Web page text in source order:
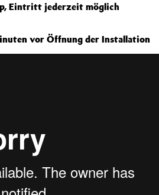
Eintritt jederzeit möglich
vor Öffnung der Installation